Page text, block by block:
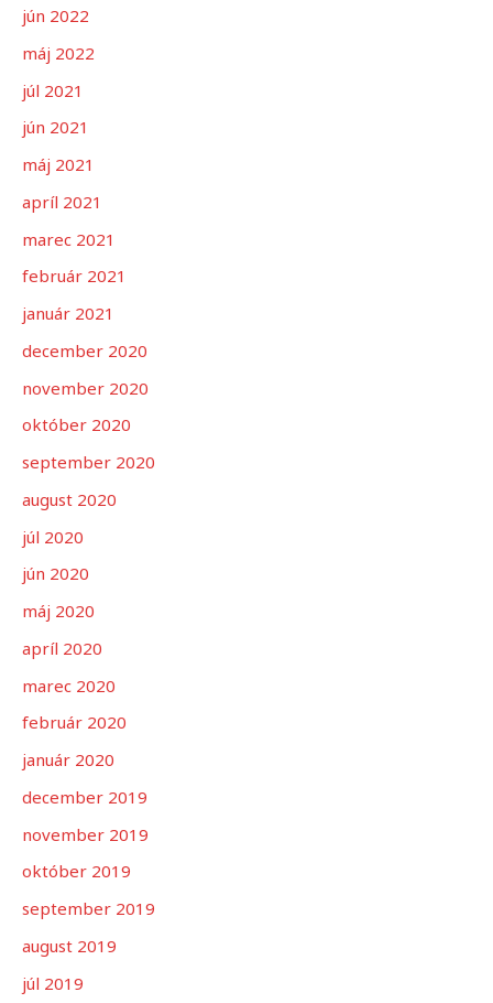
jún 2022
máj 2022
júl 2021
jún 2021
máj 2021
apríl 2021
marec 2021
február 2021
január 2021
december 2020
november 2020
október 2020
september 2020
august 2020
júl 2020
jún 2020
máj 2020
apríl 2020
marec 2020
február 2020
január 2020
december 2019
november 2019
október 2019
september 2019
august 2019
júl 2019